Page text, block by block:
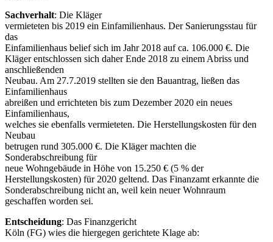
Sachverhalt: Die Kläger
vermieteten bis 2019 ein Einfamilienhaus. Der Sanierungsstau für
das
Einfamilienhaus belief sich im Jahr 2018 auf ca. 106.000 €. Die
Kläger entschlossen sich daher Ende 2018 zu einem Abriss und
anschließenden
Neubau. Am 27.7.2019 stellten sie den Bauantrag, ließen das
Einfamilienhaus
abreißen und errichteten bis zum Dezember 2020 ein neues
Einfamilienhaus,
welches sie ebenfalls vermieteten. Die Herstellungskosten für den
Neubau
betrugen rund 305.000 €. Die Kläger machten die
Sonderabschreibung für
neue Wohngebäude in Höhe von 15.250 € (5 % der
Herstellungskosten) für 2020 geltend. Das Finanzamt erkannte die
Sonderabschreibung nicht an, weil kein neuer Wohnraum
geschaffen worden sei.
Entscheidung: Das Finanzgericht
Köln (FG) wies die hiergegen gerichtete Klage ab: